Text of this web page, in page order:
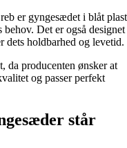
er gyngesædet i blåt plast
Det er også designet
dets holdbarhed og levetid.
da producenten ønsker at
og passer perfekt
står